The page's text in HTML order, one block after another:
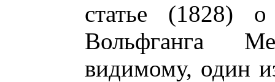
статье (1828) о
Вольфганга
видимому, один